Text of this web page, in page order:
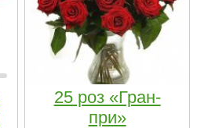
25 роз «Гран-
при»